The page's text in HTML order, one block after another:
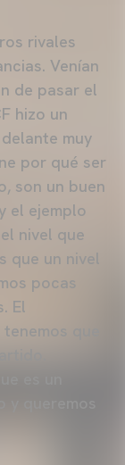
rivales
Venían
de pasar el
hizo un
muy
por qué ser
son un buen
el ejemplo
nivel que
que un nivel
pocas
El
que